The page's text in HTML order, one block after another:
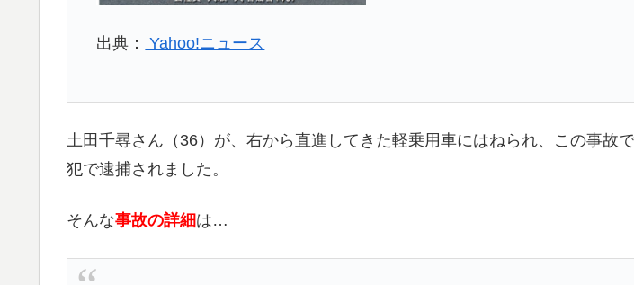
出典： Yahoo!ニュース
土田千尋さん（36）が、右から直進してきた軽乗用車にはねられ、この事
犯で逮捕されました。
そんな事故の詳細は…